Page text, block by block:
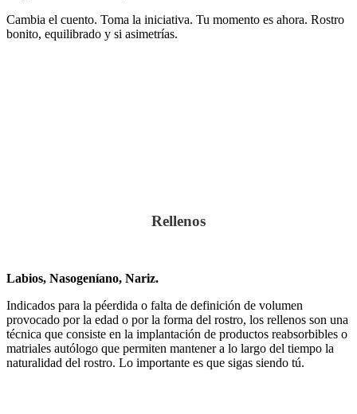
Cambia el cuento. Toma la iniciativa. Tu momento es ahora. Rostro
bonito, equilibrado y si asimetrías.
Rellenos
Labios, Nasogeníano, Nariz.
Indicados para la péerdida o falta de definición de volumen
provocado por la edad o por la forma del rostro, los rellenos son una
técnica que consiste en la implantación de productos reabsorbibles o
matriales autólogo que permiten mantener a lo largo del tiempo la
naturalidad del rostro. Lo importante es que sigas siendo tú.